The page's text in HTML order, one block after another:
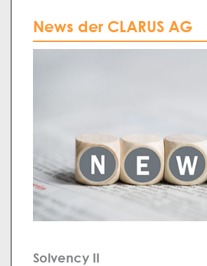
News der CLARUS AG
Solvency II